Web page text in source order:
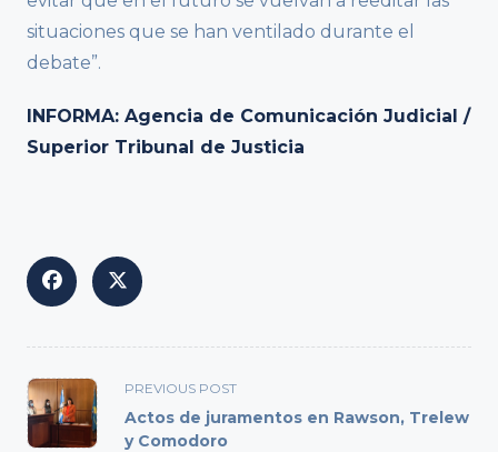
situaciones que se han ventilado durante el
debate”.
INFORMA: Agencia de Comunicación Judicial /
Superior Tribunal de Justicia
<span
class="nav-
subtitle
PREVIOUS POST
Actos de juramentos en Rawson, Trelew
y Comodoro